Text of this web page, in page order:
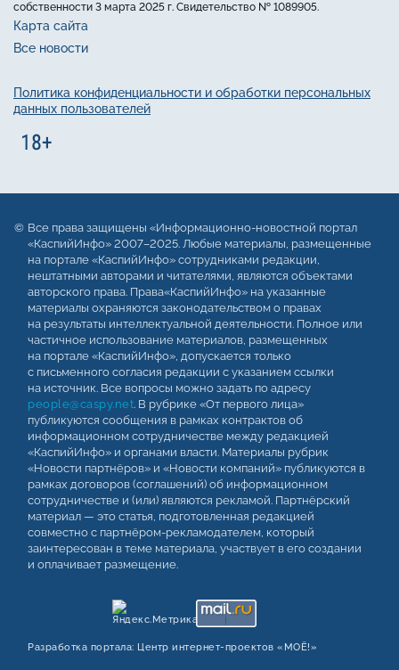
собственности 3 марта 2025 г. Свидетельство № 1089905.
Карта сайта
Все новости
Политика конфиденциальности и обработки персональных
данных пользователей
Все права защищены «Информационно-новостной портал
«КаспийИнфо» 2007–2025. Любые материалы, размещенные
на портале «КаспийИнфо» сотрудниками редакции,
нештатными авторами и читателями, являются объектами
авторского права. Права«КаспийИнфо» на указанные
материалы охраняются законодательством о правах
на результаты интеллектуальной деятельности. Полное или
частичное использование материалов, размещенных
на портале «КаспийИнфо», допускается только
с письменного согласия редакции с указанием ссылки
на источник. Все вопросы можно задать по адресу
people@caspy.net. В рубрике «От первого лица»
публикуются сообщения в рамках контрактов об
информационном сотрудничестве между редакцией
«КаспийИнфо» и органами власти. Материалы рубрик
«Новости партнёров» и «Новости компаний» публикуются в
рамках договоров (соглашений) об информационном
сотрудничестве и (или) являются рекламой. Партнёрский
материал — это статья, подготовленная редакцией
совместно с партнёром-рекламодателем, который
заинтересован в теме материала, участвует в его создании
и оплачивает размещение.
Разработка портала: Центр интернет‑проектов «МОЁ!»